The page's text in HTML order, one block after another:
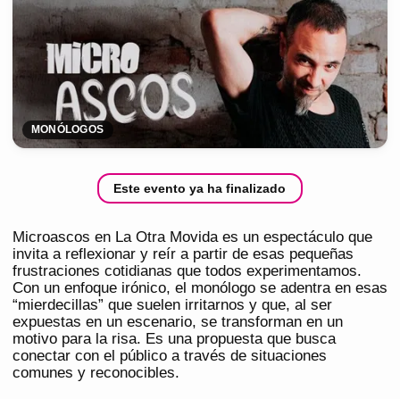
MONÓLOGOS
Este evento ya ha finalizado
Microascos en La Otra Movida es un espectáculo que
invita a reflexionar y reír a partir de esas pequeñas
frustraciones cotidianas que todos experimentamos.
Con un enfoque irónico, el monólogo se adentra en esas
“mierdecillas” que suelen irritarnos y que, al ser
expuestas en un escenario, se transforman en un
motivo para la risa. Es una propuesta que busca
conectar con el público a través de situaciones
comunes y reconocibles.